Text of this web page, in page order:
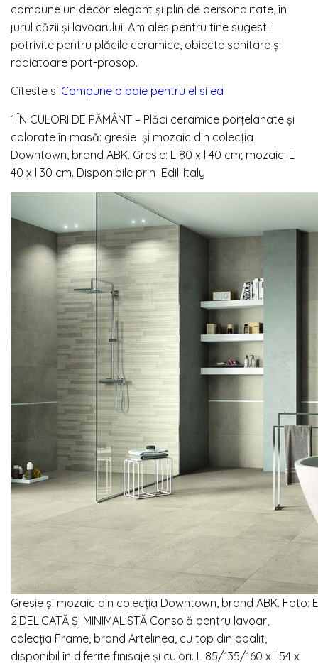
compune un decor elegant și plin de personalitate, în
jurul căzii și lavoarului. Am ales pentru tine sugestii
potrivite pentru plăcile ceramice, obiecte sanitare și
radiatoare port-prosop.
Citeste si Compune o baie pentru el si ea
1.ÎN CULORI DE PĂMÂNT – Plăci ceramice porțelanate și
colorate în masă: gresie și mozaic din colecția
Downtown, brand ABK. Gresie: L 80 x l 40 cm; mozaic: L
40 x l 30 cm. Disponibile prin Edil-Italy
Gresie și mozaic din colecția Downtown, brand ABK. Foto:
2.DELICATĂ ȘI MINIMALISTĂ Consolă pentru lavoar,
colecția Frame, brand Artelinea, cu top din opalit,
disponibil în diferite finisaje și culori. L 85/135/160 x l 54 x